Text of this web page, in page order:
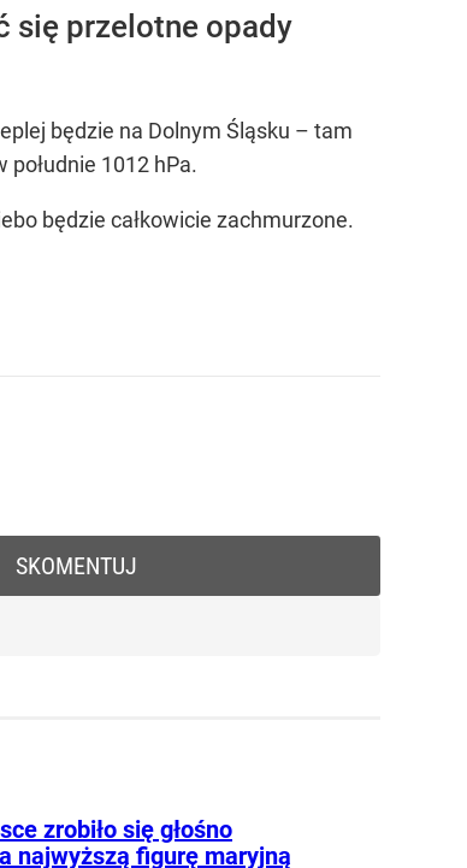
się przelotne opady
będzie na Dolnym Śląsku – tam
1012 hPa.
będzie całkowicie zachmurzone.
SKOMENTUJ
zrobiło się głośno
najwyższą figurę maryjną